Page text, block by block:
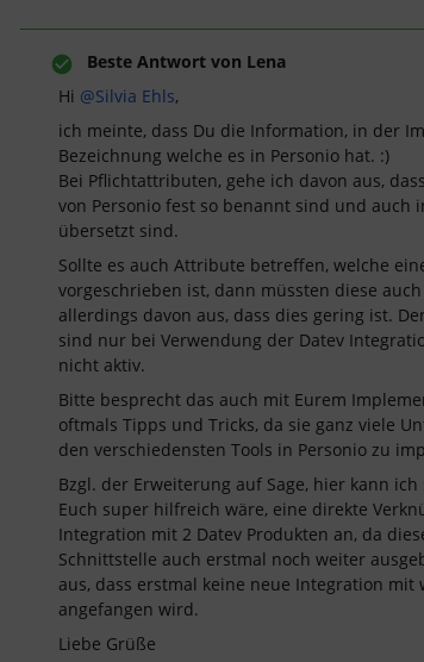
Beste Antwort von Lena
Hi @Silvia Ehls,
ich meinte, dass Du die Information, in der
Bezeichnung welche es in Personio hat. :)
Bei Pflichtattributen, gehe ich davon aus,
von Personio fest so benannt sind und auch
übersetzt sind.
Sollte es auch Attribute betreffen, welche
vorgeschrieben ist, dann müssten diese
allerdings davon aus, dass dies gering ist.
sind nur bei Verwendung der Datev
nicht aktiv.
Bitte besprecht das auch mit Eurem
oftmals Tipps und Tricks, da sie ganz viele
den verschiedensten Tools in Personio zu
Bzgl. der Erweiterung auf Sage, hier kann
Euch super hilfreich wäre, eine direkte
Integration mit 2 Datev Produkten an, da
Schnittstelle auch erstmal noch weiter
aus, dass erstmal keine neue Integration
angefangen wird.
Liebe Grüße